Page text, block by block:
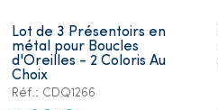
Lot de 3 Présentoirs en
métal pour Boucles
d'Oreilles - 2 Coloris Au
Choix
Réf.: CDQ1266